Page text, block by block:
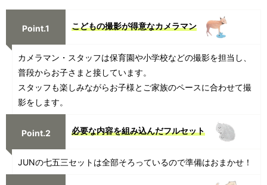
Point.1 こどもの撮影が得意なカメラマン
カメラマン・スタッフは保育園や小学校などの撮影を担当し、
普段からお子さまと接しています。
スタッフも楽しみながらお子様とご家族のペースに合わせて撮
影をします。
Point.2 必要な内容を組み込んだフルセット
JUNの七五三セットは全部そろっているので準備はおまかせ！